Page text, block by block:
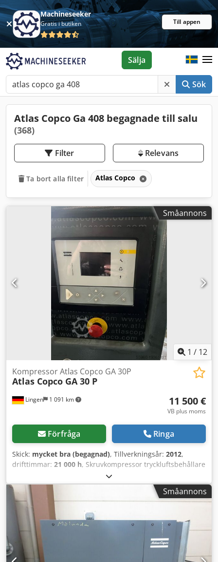
Machineseeker
Gratis i butiken Till appen
Sök
Sälja
Atlas Copco Ga 408 begagnade till salu
(368)
Filter Relevans
Ta bort alla filter Atlas Copco
Småannons
1 / 12
Lingen 1 091 km
Kompressor Atlas Copco GA 30P
Atlas Copco GA 30 P
11 500 €
VB plus moms
Förfråga Ringa
Skick: mycket bra (begagnad), Tillverkningsår: 2012,
drifttimmar: 21 000 h, Skruvkompressor tryckluftsbehållare
tork avoljningsenhet plats Mülheim an der Ruhr Dsdpewr
Nnbefx Ak Ejkr
Småannons